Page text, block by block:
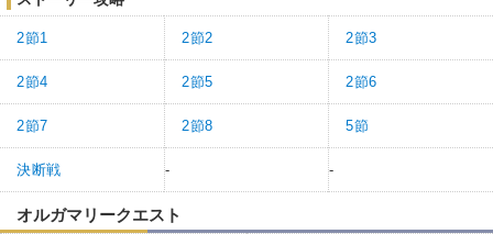
2節1 2節2 2節3
2節4 2節5 2節6
2節7 2節8 5節
決断戦 - -
オルガマリークエスト